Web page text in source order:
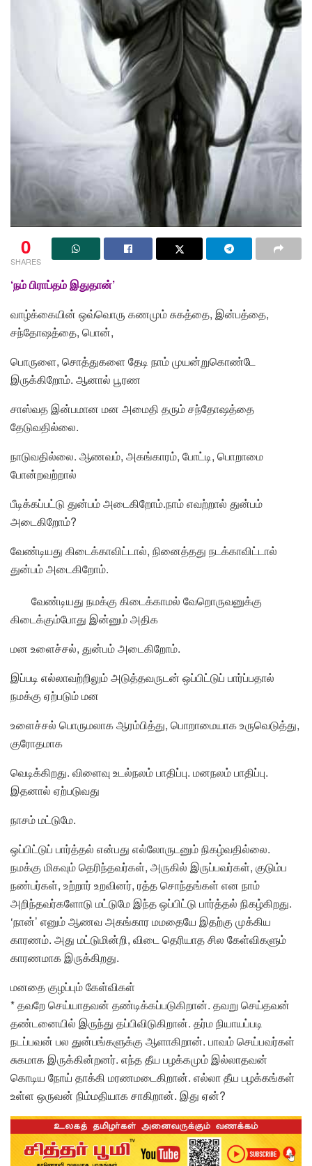
0
SHARES
‘நம் பிராப்தம் இதுதான்’
வாழ்க்கையின் ஒவ்வொரு கணமும் சுகத்தை, இன்பத்தை,
சந்தோஷத்தை, பொன்,
பொருளை, சொத்துகளை தேடி நாம் முயன்றுகொண்டே
இருக்கிறோம். ஆனால் பூரண
சாஸ்வத இன்பமான மன அமைதி தரும் சந்தோஷத்தை
தேடுவதில்லை.
நாடுவதில்லை. ஆணவம், அகங்காரம், போட்டி, பொறாமை
போன்றவற்றால்
பீடிக்கப்பட்டு துன்பம் அடைகிறோம்.நாம் எவற்றால் துன்பம்
அடைகிறோம்?
வேண்டியது கிடைக்காவிட்டால், நினைத்தது நடக்காவிட்டால்
துன்பம் அடைகிறோம்.
வேண்டியது நமக்கு கிடைக்காமல் வேறொருவனுக்கு
கிடைக்கும்போது இன்னும் அதிக
மன உளைச்சல், துன்பம் அடைகிறோம்.
இப்படி எல்லாவற்றிலும் அடுத்தவருடன் ஒப்பிட்டுப் பார்ப்பதால்
நமக்கு ஏற்படும் மன
உளைச்சல் பொருமலாக ஆரம்பித்து, பொறாமையாக உருவெடுத்து,
குரோதமாக
வெடிக்கிறது. விளைவு உடல்நலம் பாதிப்பு. மனநலம் பாதிப்பு.
இதனால் ஏற்படுவது
நாசம் மட்டுமே.
ஒப்பிட்டுப் பார்த்தல் என்பது எல்லோருடனும் நிகழ்வதில்லை.
நமக்கு மிகவும் தெரிந்தவர்கள், அருகில் இருப்பவர்கள், குடும்ப
நண்பர்கள், உற்றார் உறவினர், ரத்த சொந்தங்கள் என நாம்
அறிந்தவர்களோடு மட்டுமே இந்த ஒப்பிட்டு பார்த்தல் நிகழ்கிறது.
‘நான்’ எனும் ஆணவ அகங்கார மமதையே இதற்கு முக்கிய
காரணம். அது மட்டுமின்றி, விடை தெரியாத சில கேள்விகளும்
காரணமாக இருக்கிறது.
மனதை குழப்பும் கேள்விகள்
* தவறே செய்யாதவன் தண்டிக்கப்படுகிறான். தவறு செய்தவன்
தண்டனையில் இருந்து தப்பிவிடுகிறான். தர்ம நியாயப்படி
நடப்பவன் பல துன்பங்களுக்கு ஆளாகிறான். பாவம் செய்பவர்கள்
சுகமாக இருக்கின்றனர். எந்த தீய பழக்கமும் இல்லாதவன்
கொடிய நோய் தாக்கி மரணமடைகிறான். எல்லா தீய பழக்கங்கள்
உள்ள ஒருவன் நிம்மதியாக சாகிறான். இது ஏன்?